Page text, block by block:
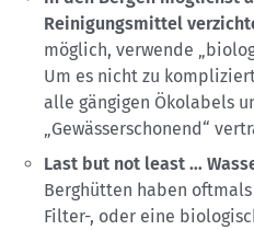
Reinigungsmittel
möglich, verwende
Um es nicht zu
alle gängigen Ökolabels
„Gewässerschonend“
Last but not least …
Berghütten haben
Filter-, oder eine